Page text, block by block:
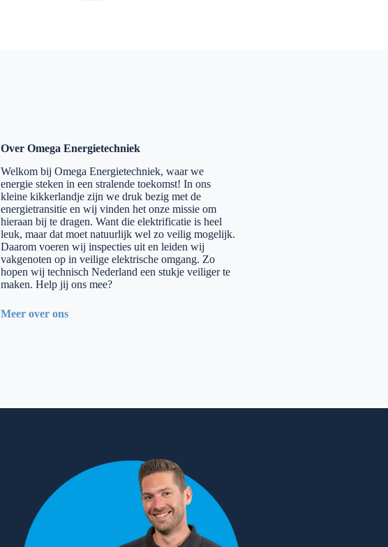
Over Omega Energietechniek
Welkom bij Omega Energietechniek, waar we
energie steken in een stralende toekomst! In ons
kleine kikkerlandje zijn we druk bezig met de
energietransitie en wij vinden het onze missie om
hieraan bij te dragen. Want die elektrificatie is heel
leuk, maar dat moet natuurlijk wel zo veilig mogelijk.
Daarom voeren wij inspecties uit en leiden wij
vakgenoten op in veilige elektrische omgang. Zo
hopen wij technisch Nederland een stukje veiliger te
maken. Help jij ons mee?
Meer over ons